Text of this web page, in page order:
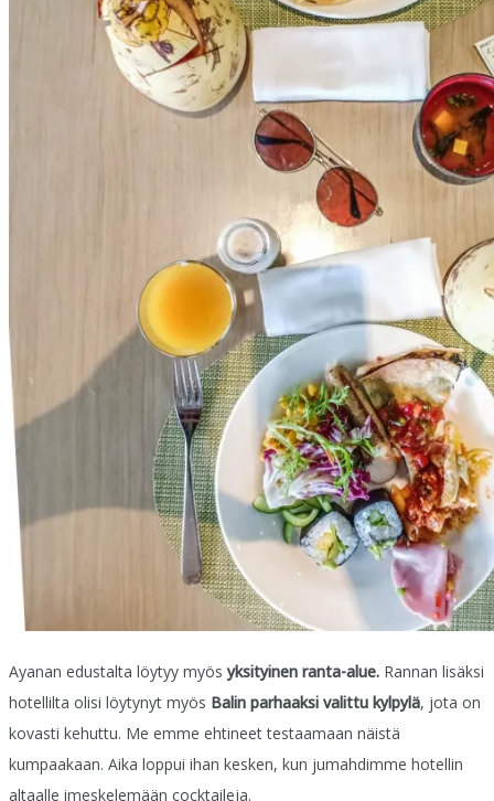
Ayanan edustalta löytyy myösyksityinen ranta-alue. Rannan lisäksi
hotellilta olisi löytynyt myös Balin parhaaksi valittu kylpylä, jota on
kovasti kehuttu. Me emme ehtineet testaamaan näistä
kumpaakaan. Aika loppui ihan kesken, kun jumahdimme hotellin
altaalle imeskelemään cocktaileja.